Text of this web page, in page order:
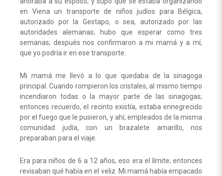
en Viena un transporte de niños judíos para Bélgica,
autorizado por la Gestapo, o sea, autorizado por las
autoridades alemanas; hubo que esperar como tres
semanas; después nos confirmaron a mi mamá y a mí,
que yo podría ir en ese transporte.
Mi mamá me llevó a lo que quedaba de la sinagoga
principal. Cuando rompieron los cristales, al mismo tiempo
incendiaron todas o la mayor parte de las sinagogas;
entonces recuerdo, el recinto existía, estaba ennegrecido
por el fuego que le pusieron, y ahí, empleados de la misma
comunidad judía, con un brazalete amarillo, nos
preparaban para el viaje.
Era para niños de 6 a 12 años, eso era el límite; entonces
revisaban qué había en el veliz. Mi mamá había empacado